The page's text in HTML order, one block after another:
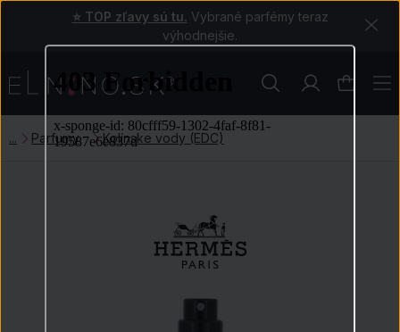
⭐ TOP zľavy sú tu. Vybrané parfémy teraz
výhodnejšie.
Parfumy Kolínske vody (EDC)